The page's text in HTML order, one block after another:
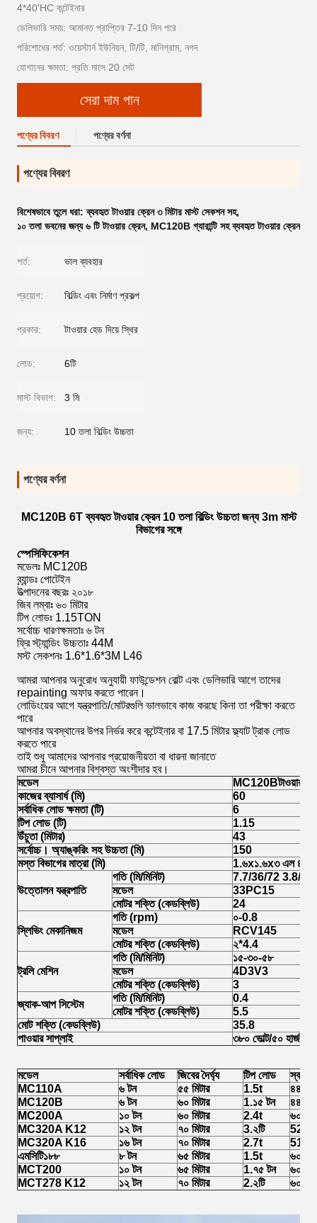
4*40'HC কন্টেইনার
ডেলিভারি সময়: আমানত প্রাপ্তির 7-10 দিন পরে
পরিশোধের শর্ত: ওয়েস্টার্ন ইউনিয়ন, টি/টি, মানিগ্রাম, নগদ
যোগানের ক্ষমতা: প্রতি মাসে 20 সেট
সেরা দাম পান
পণ্যের বিবরণ পণ্যের বর্ণনা
পণ্যের বিবরণ
বিশেষভাবে তুলে ধরা:ব্যবহৃত টাওয়ার ক্রেন ৩ মিটার মাস্ট সেকশন সহ,
১০ তলা ভবনের জন্য ৬ টি টাওয়ার ক্রেন, MC120B গ্যারান্টি সহ ব্যবহৃত টাওয়ার ক্রেন
শর্ত: ভাল ব্যবহার
প্রয়োগ: বিল্ডিং এবং নির্মাণ প্রকল্প
প্রকার: টাওয়ার হেড দিয়ে স্থির
লোড: 6টি
মাস্ট বিভাগ: 3 মি
জন্য: 10 তলা বিল্ডিং উচ্চতা
পণ্যের বর্ণনা
MC120B 6T ব্যবহৃত টাওয়ার ক্রেন 10 তলা বিল্ডিং উচ্চতা জন্য 3m মাস্ট
বিভাগের সঙ্গে
স্পেসিফিকেশন
মডেলঃ MC120B
ব্র্যান্ডঃ পোটেইন
উত্পাদনের বছরঃ ২০১৮
জিব লম্বাঃ ৬০ মিটার
টিপ লোডঃ 1.15TON
সর্বোচ্চ ধারণক্ষমতাঃ ৬ টন
ফ্রি স্ট্যান্ডিং উচ্চতাঃ 44M
মস্ট সেকশনঃ 1.6*1.6*3M L46
আমরা আপনার অনুরোধ অনুযায়ী ফাউন্ডেশন বোল্ট এবং ডেলিভারি আগে তাদের
repainting অফার করতে পারেন।
লোডিংয়ের আগে যন্ত্রপাতি/মোটরগুলি ভালভাবে কাজ করছে কিনা তা পরীক্ষা করতে
পারে
আপনার অবস্থানের উপর নির্ভর করে কন্টেইনার বা 17.5 মিটার ফ্ল্যাট ট্রাক লোড
করতে পারে
তাই শুধু আমাদের আপনার প্রয়োজনীয়তা বা ধারনা জানাতে
আমরা চীনে আপনার বিশ্বস্ত অংশীদার হব।
মডেল
MC120Bটাওয়ার
কাজের ব্যাসার্ধ (মি)
60
সর্বাধিক লোড ক্ষমতা (টি)
6
টিপ লোড (টি)
1.15
উঁচুতা (মিটার)
43
সর্বোচ্চ। অ্যাঙ্করিং সহ উচ্চতা (মি)
150
মস্ত বিভাগের মাত্রা (মি)
1.৬x১.৬x৩ এল ৪৬
উত্তোলন যন্ত্রপাতি
গতি (মি/মিনিট)
7.7/36/72 3.8/
মডেল
33PC15
মোটর শক্তি (কেডব্লিউ)
24
স্লিভিং মেকানিজম
গতি (rpm) ০-0.8
মডেল
RCV145
মোটর শক্তি (কেডব্লিউ)
২*4.4
ট্রলি মেশিন
গতি (মি/মিনিট)
১৫-৩০-৫৮
মডেল
4D3V3
মোটর শক্তি (কেডব্লিউ)
3
জ্যাক-আপ সিস্টেম
গতি (মি/মিনিট)
0.4
মোটর শক্তি (কেডব্লিউ)
5.5
মোট শক্তি (কেডব্লিউ)
35.8
পাওয়ার সাপ্লাই
৩৮০ ভোল্ট/৫০ হার্জ, ৩
মডেল সর্বাধিক লোড জিবের দৈর্ঘ্য টিপ লোড
MC110A
৬ টন ৫৫ মিটার 1.5t
৪৪
MC120B
৬ টন ৬০ মিটার 1.১৫ টন
৪৪
MC200A
১০ টন ৬০ মিটার 2.4t
৬০
MC320A K12
১২ টন ৭০ মিটার 3.২টি
52.4
MC320A K16
১৬ টন ৭০ মিটার 2.7t
51.৭
এমসিটি১৮৮
৮ টন ৬৫ মিটার 1.5t
৬০
MCT200
১০ টন ৬৫ মিটার 1.৭৫ টন
৬০
MCT278 K12
১২ টন ৭০ মিটার 2.২টি ৬০